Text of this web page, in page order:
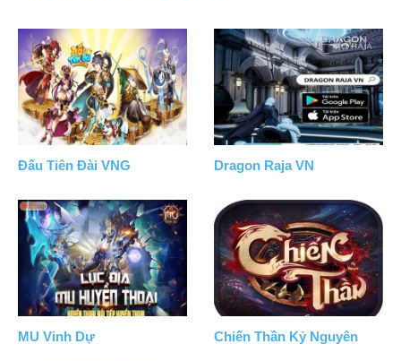
Đấu Tiên Đài VNG Dragon Raja VN
MU Vinh Dự Chiến Thần Kỷ Nguyên